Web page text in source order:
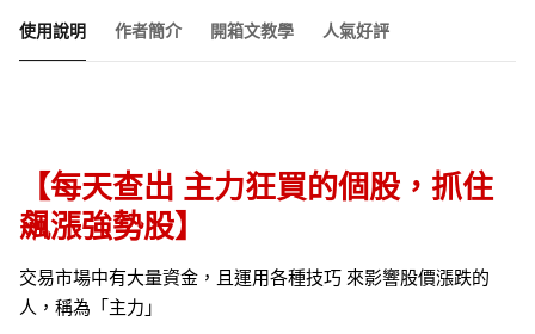
使用說明 作者簡介 開箱文教學 人氣好評
【每天查出 主力狂買的個股，抓住
飆漲強勢股】
交易市場中有大量資金，且運用各種技巧 來影響股價漲跌的
人，稱為「主力」